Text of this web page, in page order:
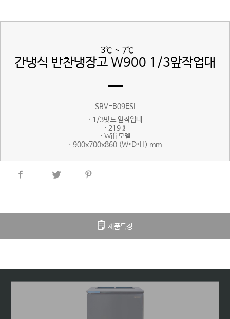
-3℃ ~ 7℃
간냉식 반찬냉장고 W900 1/3앞작업대
SRV-B09ESI
· 1/3밧드 앞작업대
· 219ℓ
· Wifi 모델
· 900x700x860 (W*D*H) mm
제품특징